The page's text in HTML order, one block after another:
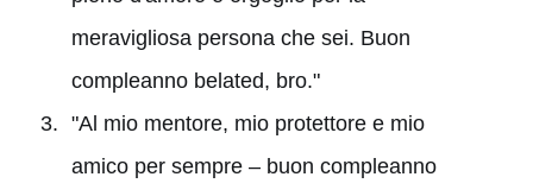
meravigliosa persona che sei. Buon
compleanno belated, bro."
"Al mio mentore, mio protettore e mio
amico per sempre – buon compleanno